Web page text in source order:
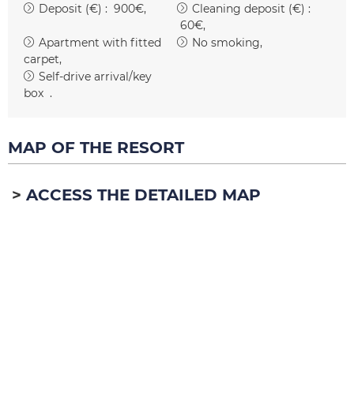
Deposit (€) : 900€
Cleaning deposit (€) :
60€
Apartment with fitted
carpet
No smoking
Self-drive arrival/key
box
MAP OF THE RESORT
ACCESS THE DETAILED MAP